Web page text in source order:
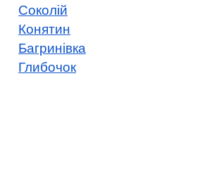
Соколій
Конятин
Багринівка
Глибочок